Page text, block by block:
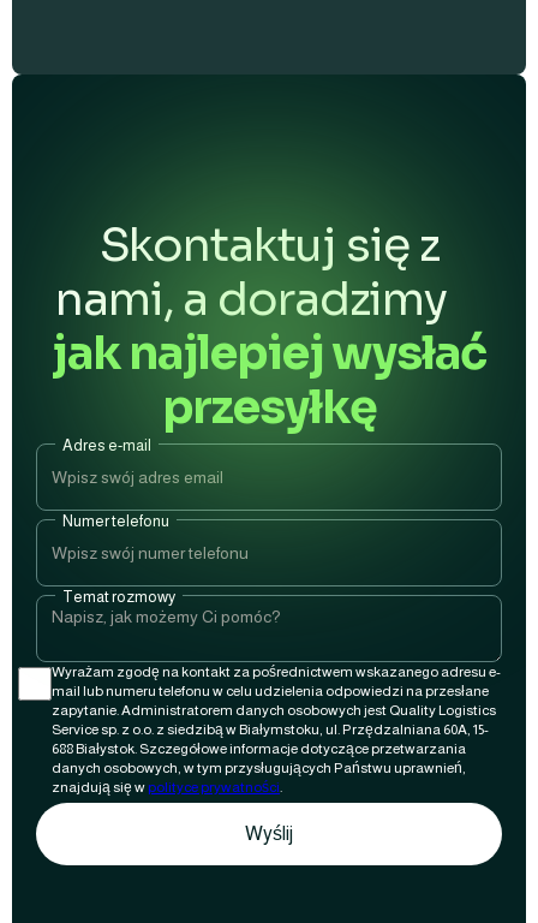
Skontaktuj się z
nami, a doradzimy
jak najlepiej wysłać
przesyłkę
Adres e-mail
Numer telefonu
Temat rozmowy
Wyrażam zgodę na kontakt za pośrednictwem wskazanego adresu e-
mail lub numeru telefonu w celu udzielenia odpowiedzi na przesłane
zapytanie. Administratorem danych osobowych jest Quality Logistics
Service sp. z o.o. z siedzibą w Białymstoku, ul. Przędzalniana 60A, 15-
688 Białystok. Szczegółowe informacje dotyczące przetwarzania
danych osobowych, w tym przysługujących Państwu uprawnień,
znajdują się w polityce prywatności.